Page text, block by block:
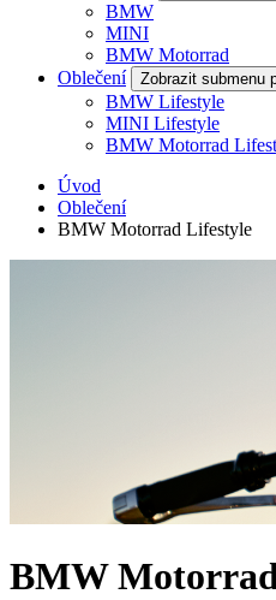
BMW
MINI
BMW Motorrad
Oblečení
Zobrazit submenu
BMW Lifestyle
MINI Lifestyle
BMW Motorrad
Úvod
Oblečení
BMW Motorrad Lifestyle
BMW